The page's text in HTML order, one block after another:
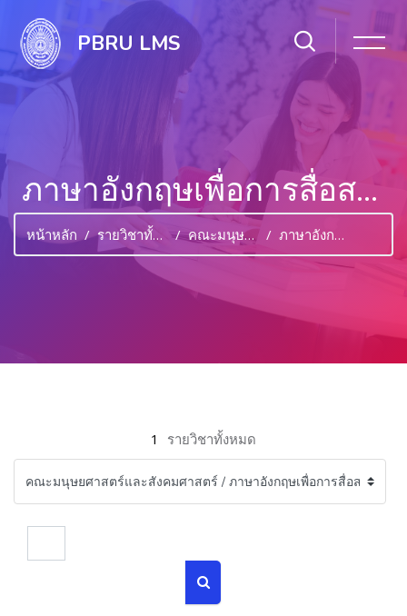
PBRU LMS
ภาษาอังกฤษเพื่อการสื่อสารทางธุรกิจ
หน้าหลัก รายวิชาทั้งหมด คณะมนุษยศาสตร์และสังคมศาสตร์ ภาษาอังกฤษเพื่อการสื่อสารทางธุรกิจ
1 รายวิชาทั้งหมด